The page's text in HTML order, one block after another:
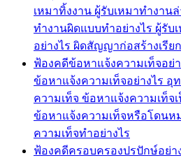
เหมาทิ้งงาน ผู้รับเหมาทำงาน
ทำงานผิดแบบทำอย่างไร ผู้รับ
อย่างไร ผิดสัญญาก่อสร้างเรีย
ฟ้องคดีข้อหาแจ้งความเท็จอย่
ข้อหาแจ้งความเท็จอย่างไร
ความเท็จ ข้อหาแจ้งความเท็จ
ข้อหาแจ้งความเท็จหรือโดนห
ความเท็จทำอย่างไร
ฟ้องคดีครอบครองปรปักษ์อย่า